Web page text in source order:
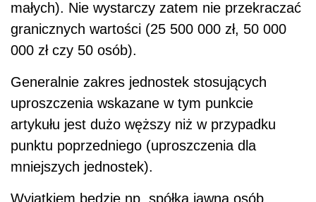
małych). Nie wystarczy zatem nie przekraczać
granicznych wartości (25 500 000 zł, 50 000
000 zł czy 50 osób).
Generalnie zakres jednostek stosujących
uproszczenia wskazane w tym punkcie
artykułu jest dużo węższy niż w przypadku
punktu poprzedniego (uproszczenia dla
mniejszych jednostek).
Wyjątkiem będzie np. spółka jawna osób